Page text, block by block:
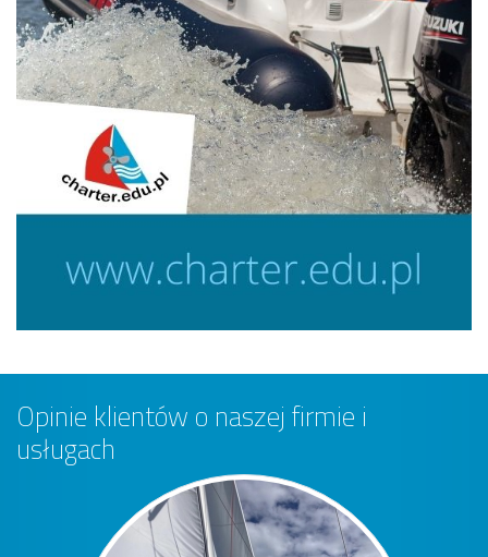
Opinie klientów o naszej firmie i
usługach